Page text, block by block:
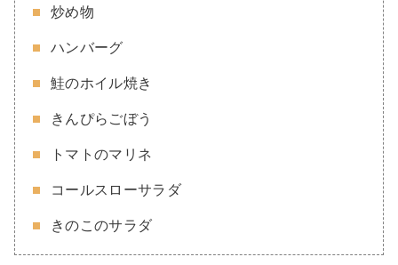
炒め物
ハンバーグ
鮭のホイル焼き
きんぴらごぼう
トマトのマリネ
コールスローサラダ
きのこのサラダ